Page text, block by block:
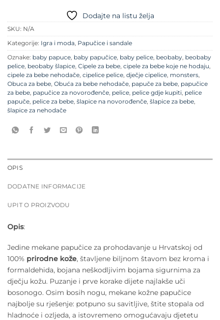
Dodajte na listu želja
SKU: N/A
Kategorije: Igra i moda, Papučice i sandale
Oznake: baby papuce, baby papučice, baby pelice, beobaby, beobaby
pelice, beobaby šlapice, Cipele za bebe, cipele za bebe koje ne hodaju,
cipele za bebe nehodače, cipelice pelice, dječje cipelice, monsters,
Obuca za bebe, Obuća za bebe nehodače, papuče za bebe, papučice
za bebe, papučice za novorođenče, pelice, pelice gdje kupiti, pelice
papuče, pelice za bebe, šlapice na novorođenče, šlapice za bebe,
šlapice za nehodače
OPIS
DODATNE INFORMACIJE
UPIT O PROIZVODU
Opis:
Jedine mekane papučice za prohodavanje u Hrvatskoj od
100% prirodne kože, štavljene biljnom štavom bez kroma i
formaldehida, bojana neškodljivim bojama sigurnima za
dječju kožu. Puzanje i prve korake dijete najlakše uči
bosonogo. Osim bosih nogu, mekane kožne papučice
najbolje su rješenje: potpuno su savitljive, štite stopala od
hladnoće i ozljeda, a istovremeno omogućavaju djetetu